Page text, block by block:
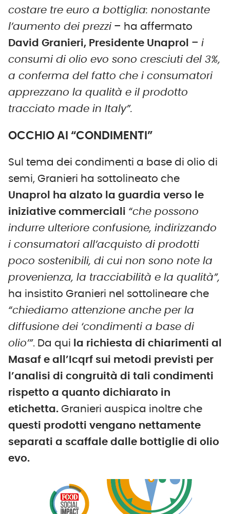
costare tre euro a bottiglia: nonostante
l’aumento dei prezzi – ha affermato
David Granieri, Presidente Unaprol
– i
consumi di olio evo sono cresciuti del 3%,
a conferma del fatto che i consumatori
apprezzano la qualità e il prodotto
tracciato made in Italy”.
OCCHIO AI “CONDIMENTI”
Sul tema dei condimenti a base di olio di
semi, Granieri ha sottolineato che
Unaprol ha alzato la guardia verso le
iniziative commerciali “che possono
indurre ulteriore confusione, indirizzando
i consumatori all’acquisto di prodotti
poco sostenibili, di cui non sono note la
provenienza, la tracciabilità e la qualità”,
ha insistito Granieri nel sottolineare che
“chiediamo attenzione anche per la
diffusione dei ‘condimenti a base di
olio’”. Da qui la richiesta di chiarimenti al
Masaf e all’Icqrf sui metodi previsti per
l’analisi di congruità di tali condimenti
rispetto a quanto dichiarato in
etichetta. Granieri auspica inoltre che
questi prodotti vengano nettamente
separati a scaffale dalle bottiglie di olio
evo.